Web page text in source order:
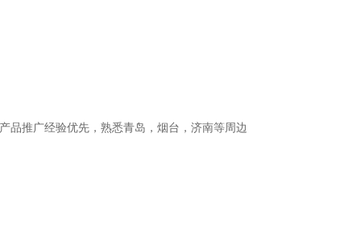
品推广经验优先，熟悉青岛，烟台，济南等周边